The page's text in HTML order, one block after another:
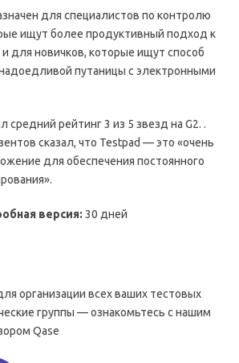
для специалистов по контролю
ищут более продуктивный подход к
для новичков, которые ищут способ
путаницы с электронными
средний рейтинг 3 из 5 звезд на G2. .
сказал, что Testpad — это «очень
для обеспечения постоянного
версия: 30 дней
организации всех ваших тестовых
группы — ознакомьтесь с нашим
Qase